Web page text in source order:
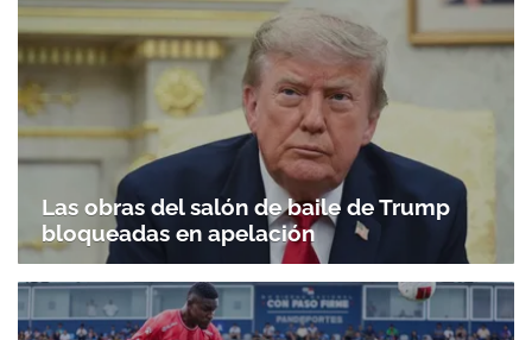
Las obras del salón de baile de Trump
bloqueadas en apelación